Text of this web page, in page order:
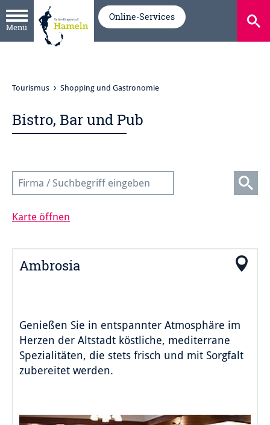
Menü
Online-Services
Tourismus Shopping und Gastronomie
Bistro, Bar und Pub
Karte öffnen
Ambrosia
Genießen Sie in entspannter Atmosphäre im
Herzen der Altstadt köstliche, mediterrane
Spezialitäten, die stets frisch und mit Sorgfalt
zubereitet werden.